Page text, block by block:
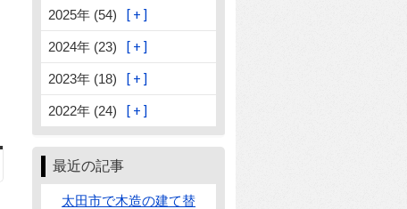
2025年 (54)
2024年 (23)
2023年 (18)
2022年 (24)
最近の記事
太田市で木造の建て替